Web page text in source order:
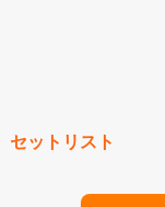
セットリスト